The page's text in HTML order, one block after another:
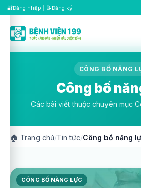
🔐Đăng nhập 📝Đăng ký
CÔNG BỐ NĂNG
Công bố
Các bài viết thuộc chuyên mục
🏠 Trang chủ/Tin tức/Công bố năng
CÔNG BỐ NĂNG LỰC